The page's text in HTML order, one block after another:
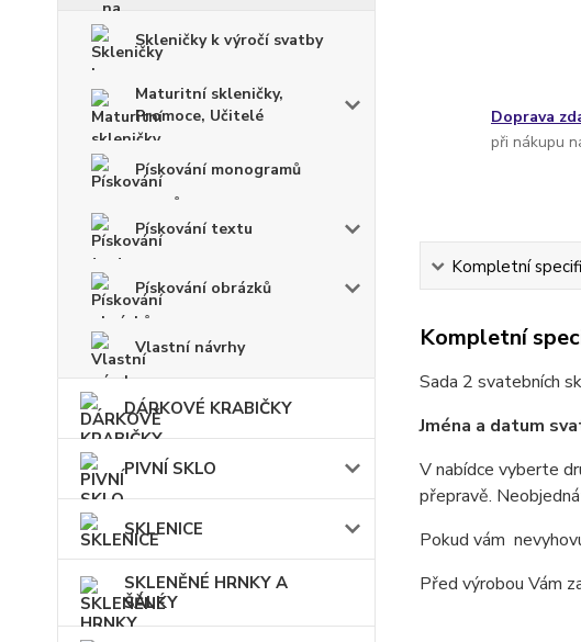
Skleničky k výročí svatby
Maturitní skleničky,
Promoce, Učitelé
Pískování monogramů
Pískování textu
Pískování obrázků
Vlastní návrhy
DÁRKOVÉ KRABIČKY
PIVNÍ SKLO
SKLENICE
SKLENĚNÉ HRNKY A
ŠÁLKY
Doprava
při nákupu
Kompletní
Kompletní
Sada 2 svatebních
Jména a datum
V nabídce vyberte
přepravě.
Pokud vám
Před výrobou Vám